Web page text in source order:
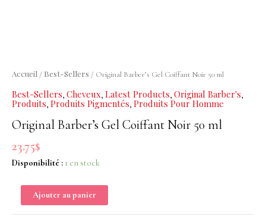
Accueil / Best-Sellers / Original Barber’s Gel Coiffant Noir 50 ml
Best-Sellers, Cheveux, Latest Products, Original Barber's,
Produits, Produits Pigmentés, Produits Pour Homme
Original Barber’s Gel Coiffant Noir 50 ml
23.75$
Disponibilité : 1 en stock
Original
Gel
Noir
ml
Ajouter au panier